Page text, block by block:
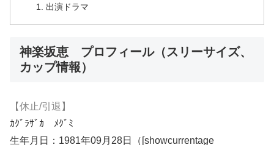
出演ドラマ
神楽坂恵 プロフィール（スリーサイズ、
カップ情報）
【休止/引退】
ｶｸﾞﾗｻﾞｶ ﾒｸﾞﾐ
生年月日：1981年09月28日（[showcurrentage